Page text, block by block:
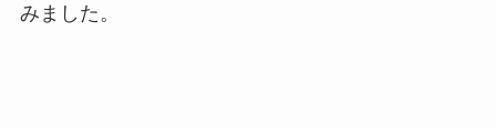
みました。